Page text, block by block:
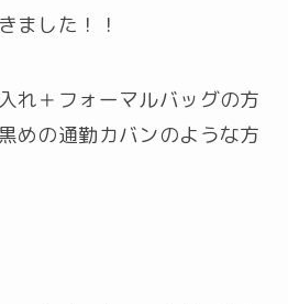
ました！！
れ＋フォーマルバッグの方
めの通勤カバンのような方